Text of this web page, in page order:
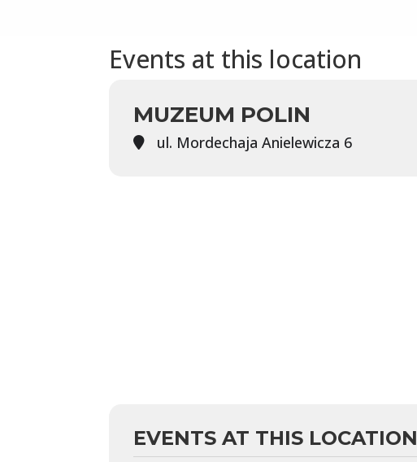
Events at this location
MUZEUM POLIN
ul. Mordechaja Anielewicza 6
EVENTS AT THIS LOCATION